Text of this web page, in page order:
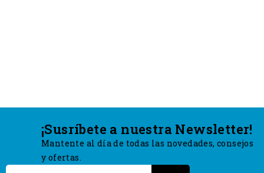
¡Susríbete a nuestra Newsletter!
Mantente al día de todas las novedades, consejos
y ofertas.